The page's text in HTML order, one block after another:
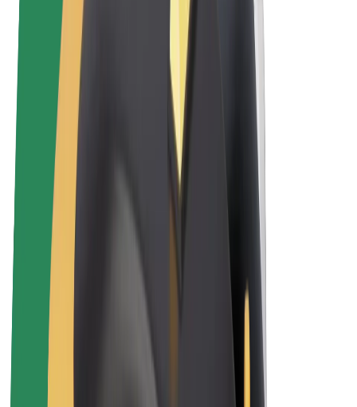
Skuterlər
Bolt Market
Bolt Food
Bolt Drive
Biznes üçün Bolt
Elektrikli velosipedlər
Bolt ilə pul qazanın
Sürücü qazancı